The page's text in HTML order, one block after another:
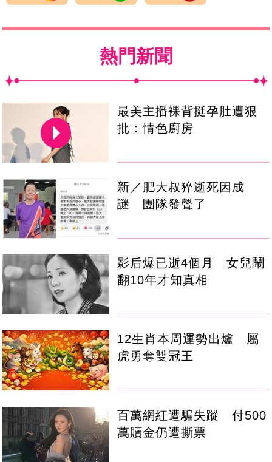
熱門新聞
最美主播裸背挺孕肚遭狠
批：情色廚房
新／肥大叔猝逝死因成
謎 團隊發聲了
影后爆已逝4個月 女兒鬧
翻10年才知真相
12生肖本周運勢出爐 屬
虎勇奪雙冠王
百萬網紅遭騙失蹤 付500
萬贖金仍遭撕票